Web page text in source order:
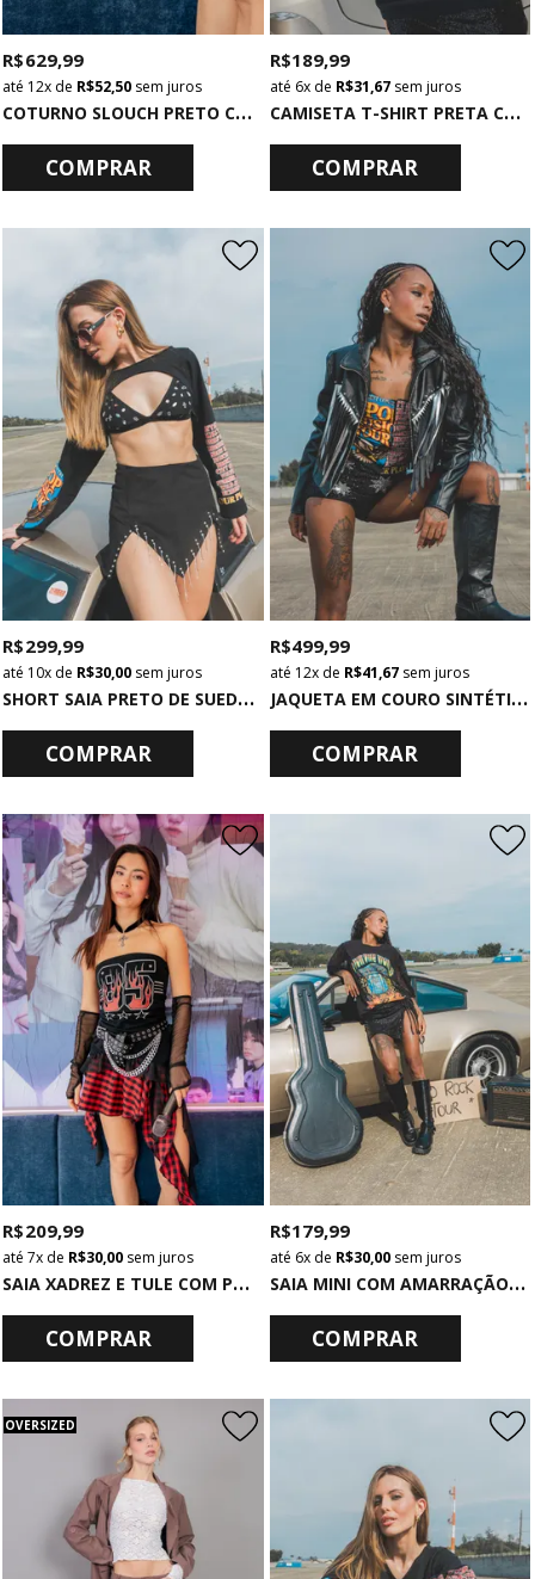
C
OTURNO SLOUCH PRETO COM FIVELA
R$ 629,99
12x de R$ 52,50 sem juros
COMPRAR
C
AMISETA T-SHIRT PRETA COM MANGA DE RENDA WORLD
R$ 189,99
6xde R$ 31,67sem juros
COMPRAR
S
HORT SAIA PRETO DE SUEDE COM METAIS FRENTE
R$ 299,99
10x de R$ 30,00 sem juros
COMPRAR
J
AQUETA EM COURO SINTÉTICO COM FRANJAS
R$ 499,99
12xde R$ 41,67sem juros
COMPRAR
S
AIA XADREZ E TULE COM PONTAS
R$ 209,99
7x de R$ 30,00 sem juros
COMPRAR
S
AIA MINI COM AMARRAÇÃO DE PAETÊ PRETO
R$ 179,99
6xde R$ 30,00sem juros
COMPRAR
OVERSIZED